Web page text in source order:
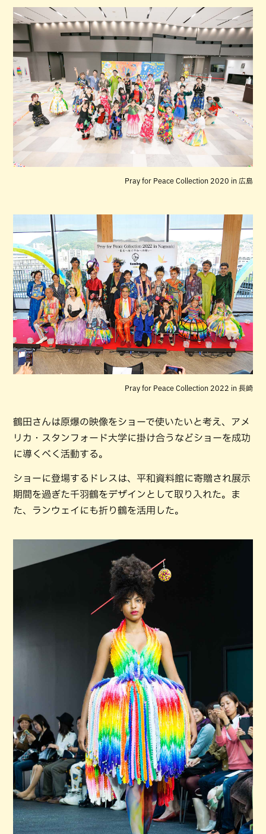
Pray for Peace Collection 2020 in 広島
Pray for Peace Collection 2022 in 長崎
鶴田さんは原爆の映像をショーで使いたいと考え、アメ
リカ・スタンフォード大学に掛け合うなどショーを成功
に導くべく活動する。
ショーに登場するドレスは、平和資料館に寄贈され展示
期間を過ぎた千羽鶴をデザインとして取り入れた。ま
た、ランウェイにも折り鶴を活用した。